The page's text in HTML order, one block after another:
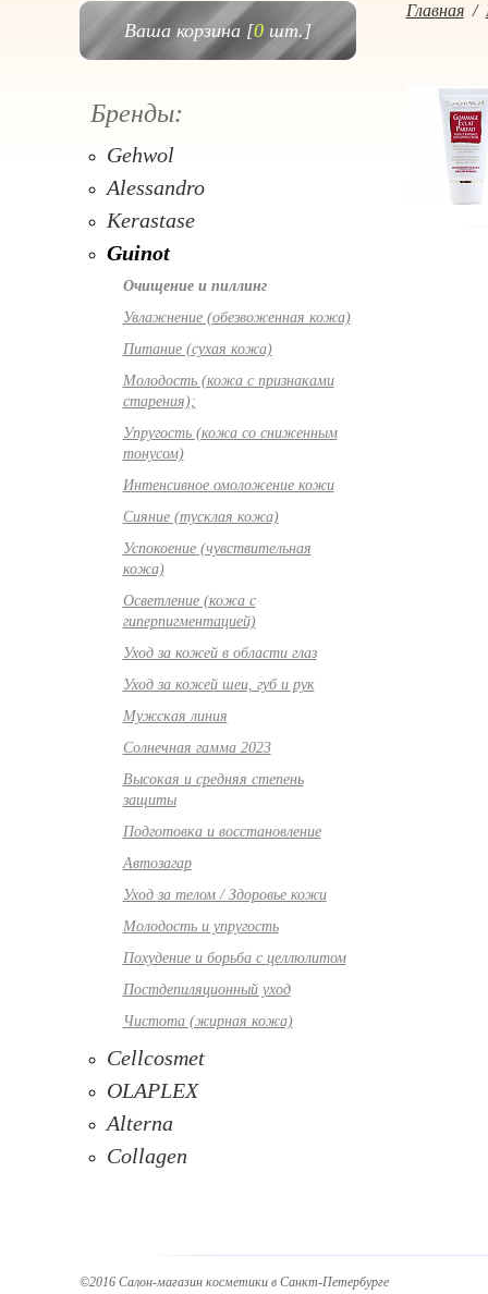
Ваша корзина [0шт.]
Бренды:
Gehwol
Alessandro
Kerastase
Guinot
Очищение и пиллинг
Увлажнение (обезвоженная кожа)
Питание (сухая кожа)
Молодость (кожа с признаками
старения);
Упругость (кожа со сниженным
тонусом)
Интенсивное омоложение кожи
Сияние (тусклая кожа)
Успокоение (чувствительная
кожа)
Осветление (кожа с
гиперпигментацией)
Уход за кожей в области глаз
Уход за кожей шеи, губ и рук
Мужская линия
Солнечная гамма 2023
Высокая и средняя степень
защиты
Подготовка и восстановление
Автозагар
Уход за телом / Здоровье кожи
Молодость и упругость
Похудение и борьба с целлюлитом
Постдепиляционный уход
Чистота (жирная кожа)
Cellcosmet
OLAPLEX
Alterna
Collagen
Главная/
©2016 Салон-магазин косметики в Санкт-Петербурге